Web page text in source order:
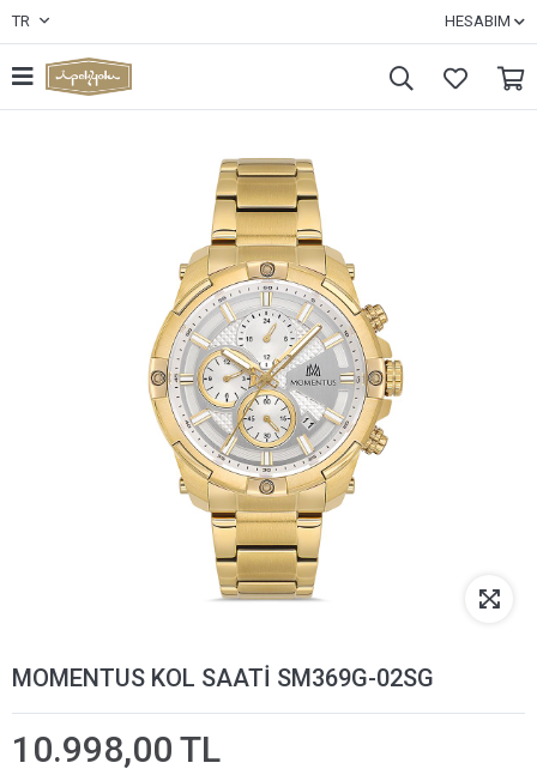
TR HESABIM
MOMENTUS KOL SAATİ SM369G-02SG
10.998,00 TL